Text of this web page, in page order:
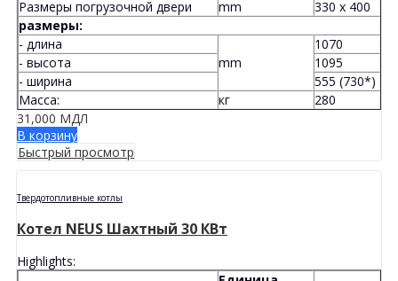
Размеры погрузочной двери
mm
330 x 400
размеры:
- длина
mm
1070
- высота
1095
- ширина
555 (730*)
Масса:
кг
280
31,000 МДЛ
В корзину
Быстрый просмотр
Твердотопливные котлы
Котел NEUS Шахтный 30 КВт
Highlights: